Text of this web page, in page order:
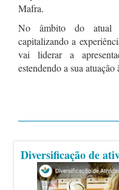
Mafra.
No âmbito do atual
capitalizando a
vai liderar a
estendendo a sua
Diversificação de